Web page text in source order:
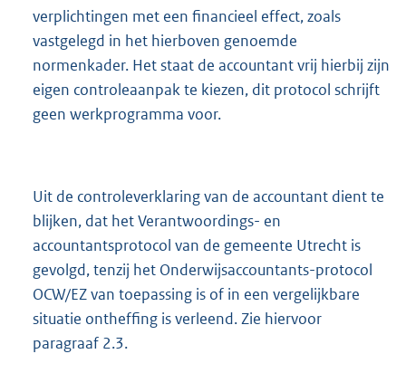
verplichtingen met een financieel effect, zoals
vastgelegd in het hierboven genoemde
normenkader. Het staat de accountant vrij hierbij zijn
eigen controleaanpak te kiezen, dit protocol schrijft
geen werkprogramma voor.
Uit de controleverklaring van de accountant dient te
blijken, dat het Verantwoordings- en
accountantsprotocol van de gemeente Utrecht is
gevolgd, tenzij het Onderwijsaccountants-protocol
OCW/EZ van toepassing is of in een vergelijkbare
situatie ontheffing is verleend. Zie hiervoor
paragraaf 2.3.